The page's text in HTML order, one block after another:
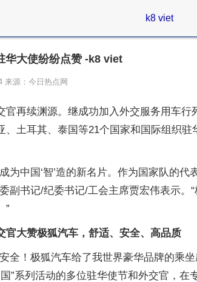
k8 viet
华大使纷纷点赞 -k8 viet
来源：今日热点网
官再续渊源。继成功加入外交服务用车行
、土耳其、泰国等21个国家和国际组织
为中国‘智’造的新名片。作为国家队的
副书记/纪委书记/工会主席贾宏伟表示
”
官大赞极狐汽车，舒适、安全、高品质
全！极狐汽车给了我世界豪华品牌的乘
”系列活动的多位驻华使节和外交官，